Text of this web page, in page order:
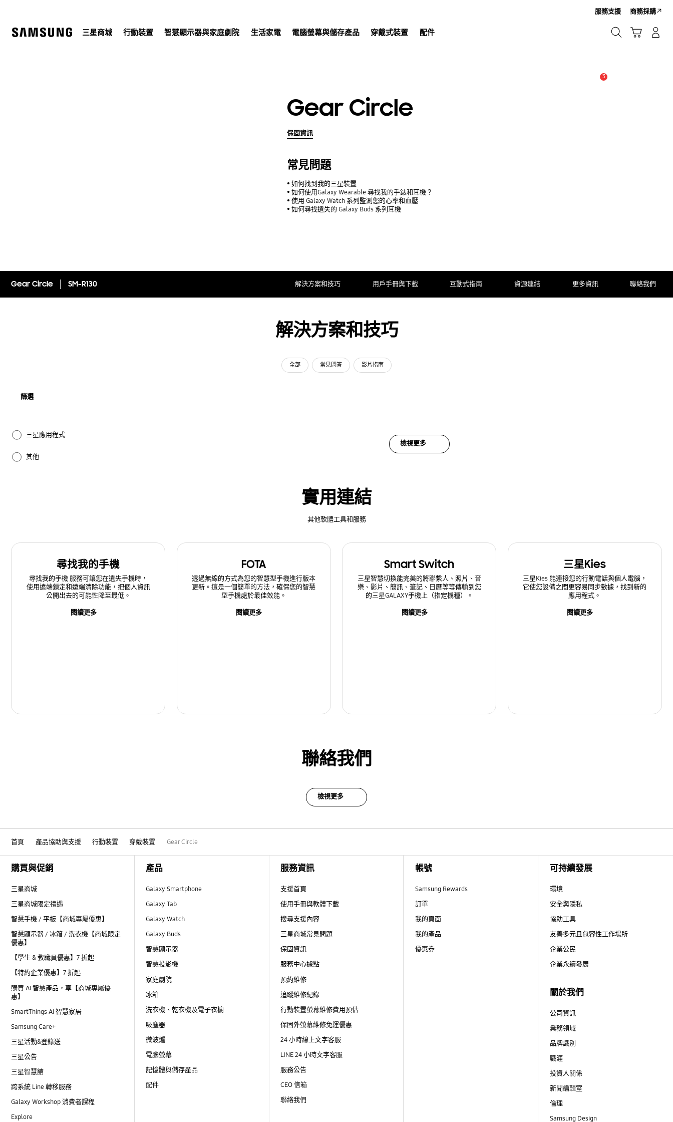
三星商城 行動裝置 智慧顯示器與家庭劇院 生活家電 電腦螢幕與儲存產品 穿戴式裝置 配件
服務支援 商務採購
3
Gear Circle
保固資訊
常見問題
如何找到我的三星裝置
如何使用Galaxy Wearable 尋找我的手錶和耳機？
使用 Galaxy Watch 系列監測您的心率和血壓
如何尋找遺失的 Galaxy Buds 系列耳機
Gear Circle SM-R130 解決方案和技巧 用戶手冊與下載 互動式指南 資源連結 更多資訊 聯絡我們
解決方案和技巧
全部 常見問答 影片指南
篩選
三星應用程式
其他
設定
通話與聯絡人
檢視更多
實用連結
其他軟體工具和服務
尋找我的手機
尋找我的手機 服務可讓您在遺失手機時，
使用遠端鎖定和遠端清除功能，把個人資訊
公開出去的可能性降至最低。
閱讀更多
FOTA
透過無線的方式為您的智慧型手機進行版本
更新。這是一個簡單的方法，確保您的智慧
型手機處於最佳效能。
閱讀更多
Smart Switch
三星智慧切換能完美的將聯繫人、照片、音
樂、影片、簡訊、筆記、日曆等等傳輸到您
的三星GALAXY手機上（指定機種）。
閱讀更多
三星Kies
三星Kies 能連接您的行動電話與個人電腦，
它使您設備之間更容易同步數據，找到新的
應用程式。
閱讀更多
聯絡我們
檢視更多
首頁 產品協助與支援 行動裝置 穿戴裝置 Gear Circle
購買與促銷
三星商城
三星商城限定禮遇
智慧手機 / 平板【商城專屬優惠】
智慧顯示器 / 冰箱 / 洗衣機【商城限定
優惠】
【學生 & 教職員優惠】7 折起
【特約企業優惠】7 折起
購買 AI 智慧產品，享【商城專屬優
惠】
SmartThings AI 智慧家居
Samsung Care+
三星活動&登錄送
三星公告
三星智慧館
跨系統 Line 轉移服務
Galaxy Workshop 消費者課程
Explore
產品
Galaxy Smartphone
Galaxy Tab
Galaxy Watch
Galaxy Buds
智慧顯示器
智慧投影機
家庭劇院
冰箱
洗衣機、乾衣機及電子衣櫥
吸塵器
微波爐
電腦螢幕
記憶體與儲存產品
配件
服務資訊
支援首頁
使用手冊與軟體下載
搜尋支援內容
三星商城常見問題
保固資訊
服務中心據點
預約維修
追蹤維修紀錄
行動裝置螢幕維修費用預估
保固外螢幕維修免運優惠
24 小時線上文字客服
LINE 24 小時文字客服
服務公告
CEO 信箱
聯絡我們
帳號
Samsung Rewards
訂單
我的頁面
我的產品
優惠券
可持續發展
環境
安全與隱私
協助工具
友善多元且包容性工作場所
企業公民
企業永續發展
關於我們
公司資訊
業務領域
品牌識別
職涯
投資人關係
新聞編輯室
倫理
Samsung Design